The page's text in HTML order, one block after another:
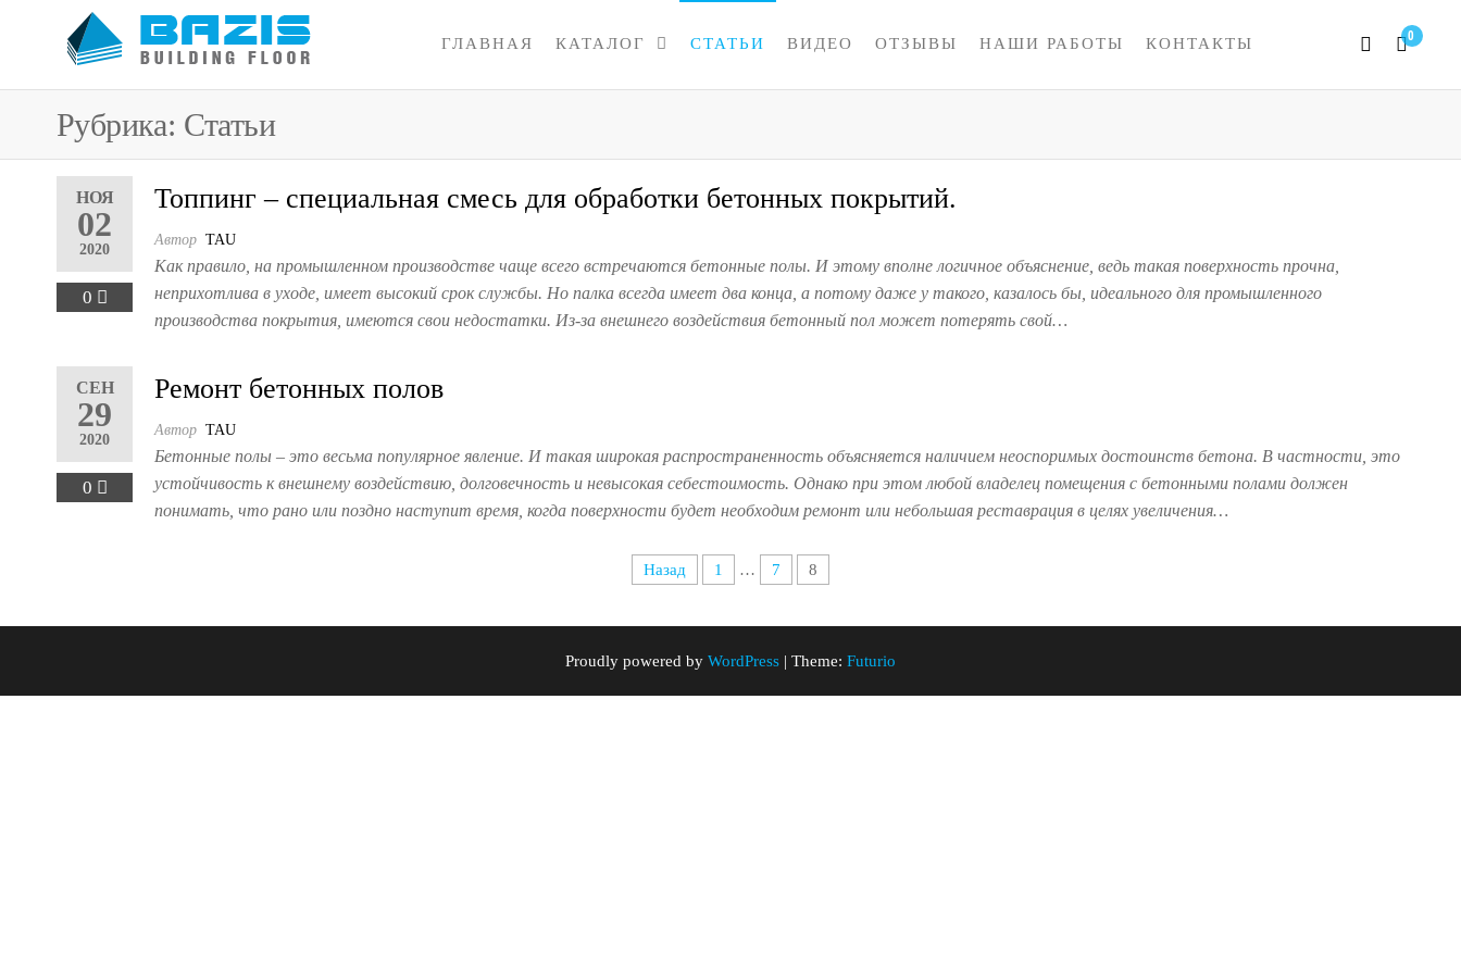
content
0
ГЛАВНАЯ КАТАЛОГ СТАТЬИ ВИДЕО ОТЗЫВЫ НАШИ РАБОТЫ КОНТАКТЫ
Рубрика: Статьи
НОЯ
02
2020
0
Топпинг – специальная смесь для обработки бетонных покрытий.
Автор TAU
Как правило, на промышленном производстве чаще всего встречаются бетонные полы. И этому вполне логичное объяснение, ведь такая поверхность прочна,
неприхотлива в уходе, имеет высокий срок службы. Но палка всегда имеет два конца, а потому даже у такого, казалось бы, идеального для промышленного
производства покрытия, имеются свои недостатки. Из-за внешнего воздействия бетонный пол может потерять свой…
СЕН
29
2020
0
Ремонт бетонных полов
Автор TAU
Бетонные полы – это весьма популярное явление. И такая широкая распространенность объясняется наличием неоспоримых достоинств бетона. В частности, это
устойчивость к внешнему воздействию, долговечность и невысокая себестоимость. Однако при этом любой владелец помещения с бетонными полами должен
понимать, что рано или поздно наступит время, когда поверхности будет необходим ремонт или небольшая реставрация в целях увеличения…
Назад 1 … 7 8
Proudly powered by WordPress | Theme: Futurio